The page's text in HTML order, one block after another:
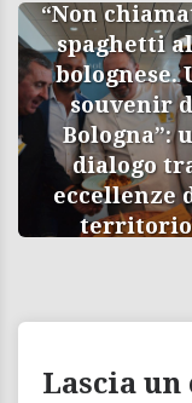
“Non
spaghetti
bolognese.
souvenir
Bologna”:
dialogo
eccellenze
territorio
Lascia